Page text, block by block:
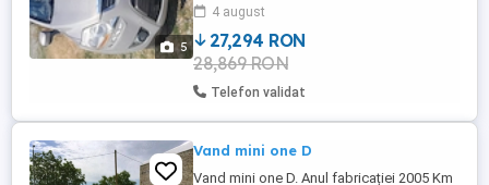
5
negociabil.
4 august
27,294 RON
28,869 RON
Telefon validat
Vand mini one D
Vand mini one D. Anul fabricației 2005 Km